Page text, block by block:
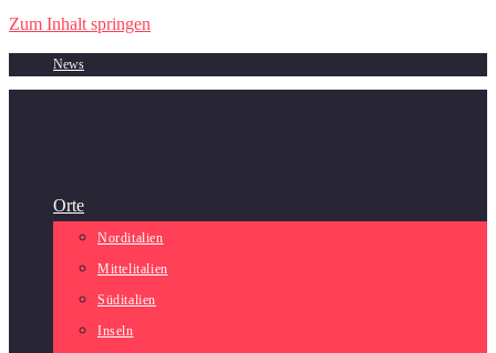
Zum Inhalt springen
News
Orte
Norditalien
Mittelitalien
Süditalien
Inseln